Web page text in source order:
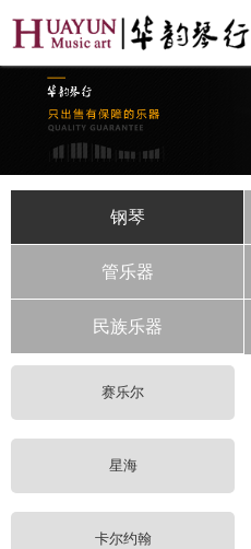
钢琴
管乐器
民族乐器
赛乐尔
星海
卡尔约翰